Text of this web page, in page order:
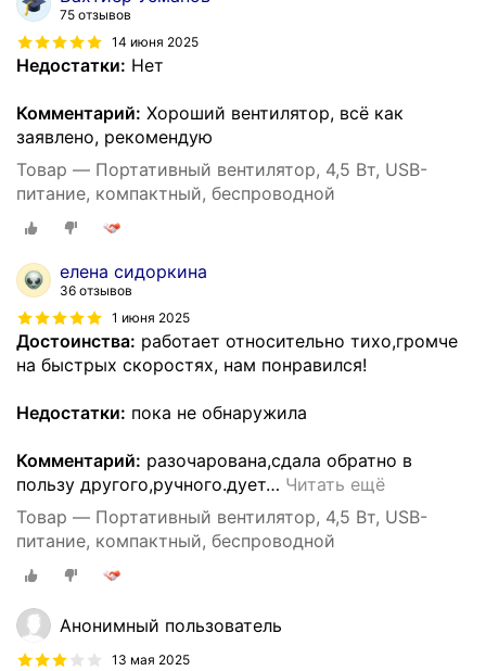
75 отзывов
14 июня 2025
Недостатки: Нет
Комментарий: Хороший вентилятор, всё как
заявлено, рекомендую
Товар — Портативный вентилятор, 4,5 Вт, USB-
питание, компактный, беспроводной
елена сидоркина
36 отзывов
1 июня 2025
Достоинства: работает относительно тихо,громче
на быстрых скоростях, нам понравился!
Недостатки: пока не обнаружила
Комментарий: разочарована,сдала обратно в
пользу другого,ручного.дует… Читать ещё
Товар — Портативный вентилятор, 4,5 Вт, USB-
питание, компактный, беспроводной
Анонимный пользователь
13 мая 2025